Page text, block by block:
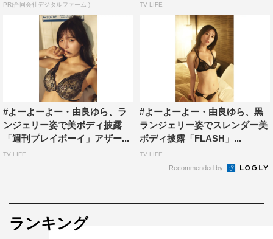
由良ゆらインタビューはこちら
1 全文表示
PR(合同会社デジタルファーム ) TV LIFE
#よーよーよー・由良ゆら、ラ
ンジェリー姿で美ボディ披露
「週刊プレイボーイ」アザー...
TV LIFE
#よーよーよー・由良ゆら、黒
ランジェリー姿でスレンダー美
ボディ披露「FLASH」...
TV LIFE
Recommended by
ランキング